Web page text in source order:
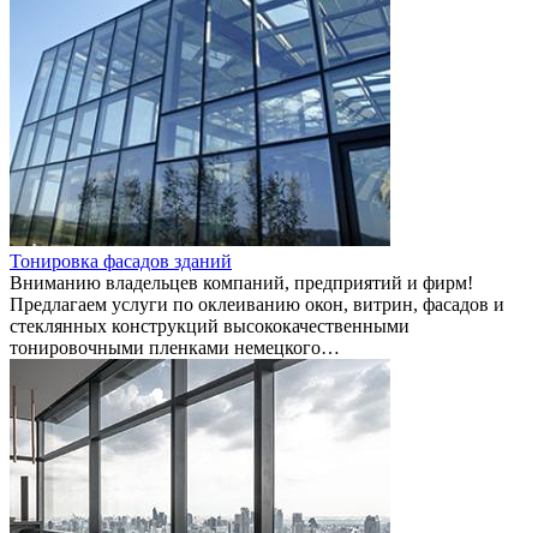
Тонировка фасадов зданий
Вниманию владельцев компаний, предприятий и фирм!
Предлагаем услуги по оклеиванию окон, витрин, фасадов и
стеклянных конструкций высококачественными
тонировочными пленками немецкого…